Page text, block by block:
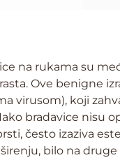
na rukama su
Ove benigne
virusom), koji
bradavice nisu
često izaziva
bilo na